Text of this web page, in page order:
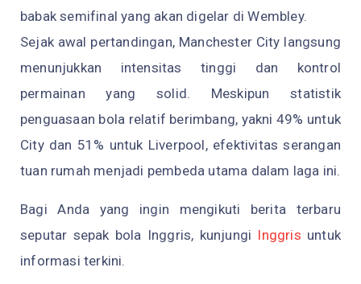
babak semifinal yang akan digelar di Wembley.
Sejak awal pertandingan, Manchester City langsung
menunjukkan intensitas tinggi dan kontrol
permainan yang solid. Meskipun statistik
penguasaan bola relatif berimbang, yakni 49% untuk
City dan 51% untuk Liverpool, efektivitas serangan
tuan rumah menjadi pembeda utama dalam laga ini.
Bagi Anda yang ingin mengikuti berita terbaru
seputar sepak bola Inggris, kunjungi Inggris untuk
informasi terkini.